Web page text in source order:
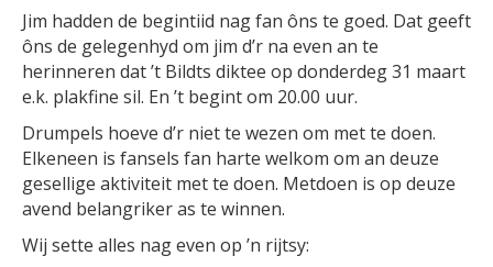
Jim hadden de begintiid nag fan ôns te goed. Dat geeft
ôns de gelegenhyd om jim d’r na even an te
herinneren dat ’t Bildts diktee op donderdeg 31 maart
e.k. plakfine sil. En ’t begint om 20.00 uur.
Drumpels hoeve d’r niet te wezen om met te doen.
Elkeneen is fansels fan harte welkom om an deuze
gesellige aktiviteit met te doen. Metdoen is op deuze
avend belangriker as te winnen.
Wij sette alles nag even op ’n rijtsy: